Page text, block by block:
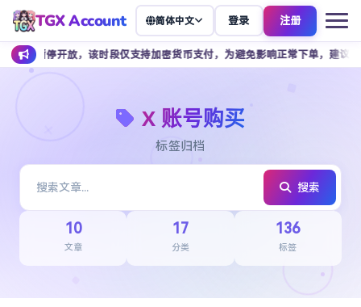
TGX Account 简体中文 登录 注册
放，该时段仅支持加密货币支付，为避免影响正常下单，建议提前安排余额
X 账号购买
标签归档
搜索
10
文章
17
分类
136
标签